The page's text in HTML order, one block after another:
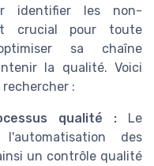
identifier les non-
crucial pour toute
sa chaîne
la qualité. Voici
:
qualité : Le
des
un contrôle qualité